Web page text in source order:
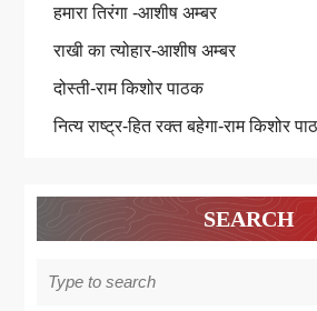
हमारा तिरंगा -आशीष अम्बर
राखी का त्योहार-आशीष अम्बर
दोस्ती-राम किशोर पाठक
नित्य राष्ट्र-हित रक्त बहेगा-राम किशोर
SEARCH
for: